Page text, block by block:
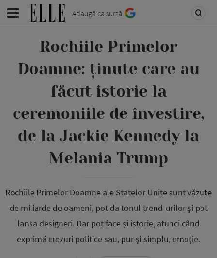
Adaugă ca sursă
Rochiile Primelor
Doamne: ținute care au
făcut istorie la
ceremoniile de învestire,
de la Jackie Kennedy la
Melania Trump
Rochiile Primelor Doamne ale Statelor Unite sunt văzute
de miliarde de oameni, pot da tonul trend-urilor și pot
lansa designeri. Dar pot face și istorie, atunci când
exprimă crezuri politice sau, pur și simplu, emoție.